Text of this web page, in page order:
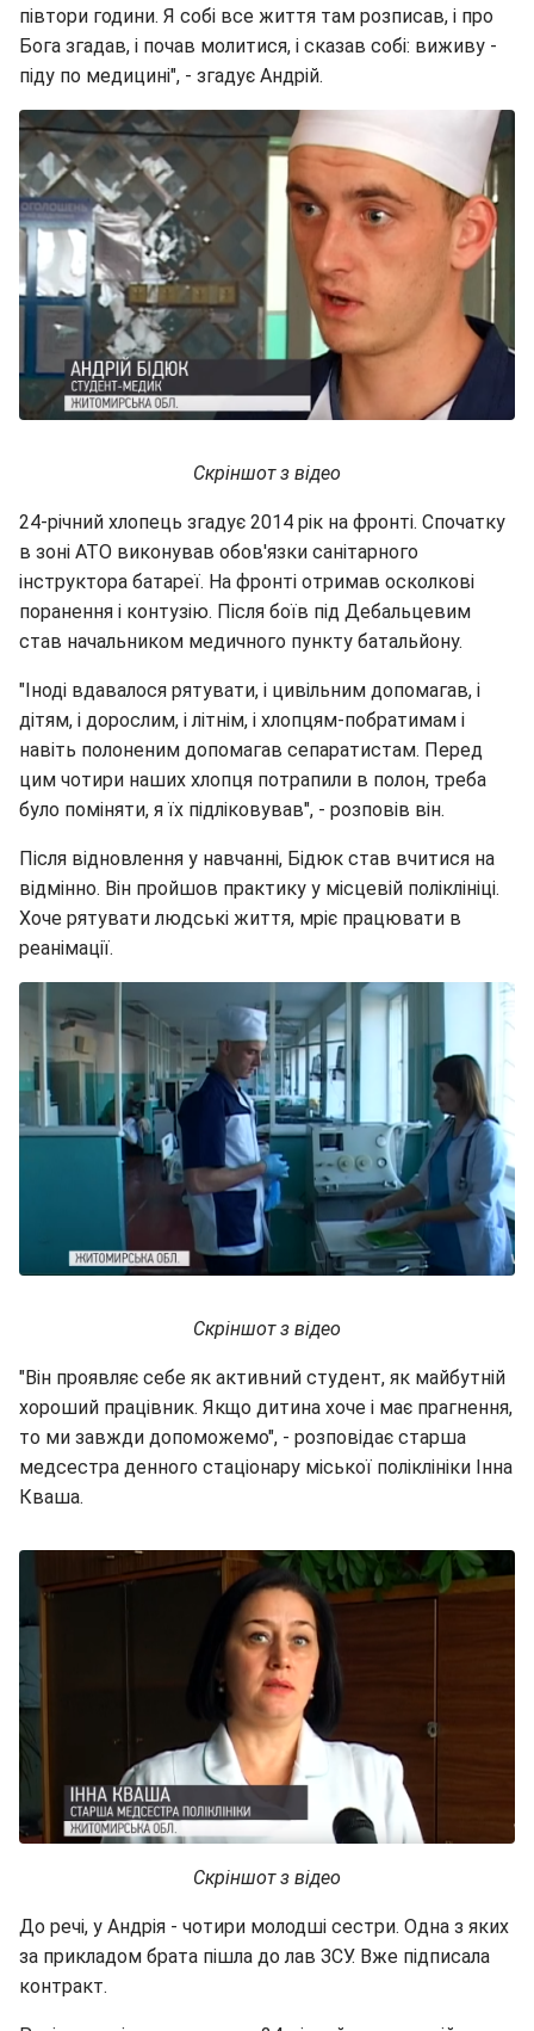
півтори години. Я собі все життя там розписав, і про
Бога згадав, і почав молитися, і сказав собі: виживу -
піду по медицині", - згадує Андрій.
Скріншот з відео
24-річний хлопець згадує 2014 рік на фронті. Спочатку
в зоні АТО виконував обов'язки санітарного
інструктора батареї. На фронті отримав осколкові
поранення і контузію. Після боїв під Дебальцевим
став начальником медичного пункту батальйону.
"Іноді вдавалося рятувати, і цивільним допомагав, і
дітям, і дорослим, і літнім, і хлопцям-побратимам і
навіть полоненим допомагав сепаратистам. Перед
цим чотири наших хлопця потрапили в полон, треба
було поміняти, я їх підліковував", - розповів він.
Після відновлення у навчанні, Бідюк став вчитися на
відмінно. Він пройшов практику у місцевій поліклініці.
Хоче рятувати людські життя, мріє працювати в
реанімації.
Скріншот з відео
"Він проявляє себе як активний студент, як майбутній
хороший працівник. Якщо дитина хоче і має прагнення,
то ми завжди допоможемо", - розповідає старша
медсестра денного стаціонару міської поліклініки Інна
Кваша.
Скріншот з відео
До речі, у Андрія - чотири молодші сестри. Одна з яких
за прикладом брата пішла до лав ЗСУ. Вже підписала
контракт.